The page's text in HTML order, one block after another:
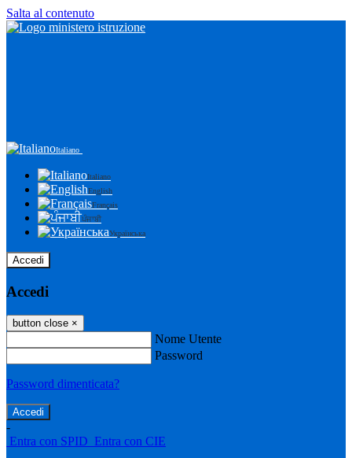
Salta al contenuto
Italiano
Italiano
English
Français
ਪੰਜਾਬੀ
Українська
Accedi
Accedi
button close ×
Nome Utente
Password
Password dimenticata?
-
Entra con SPID Entra con CIE